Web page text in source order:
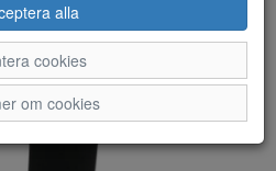
alla
cookies
om cookies